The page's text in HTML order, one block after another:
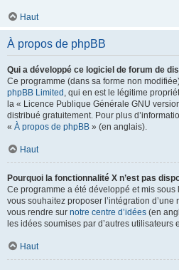
Haut
À propos de phpBB
Qui a développé ce logiciel de forum de
Ce programme (dans sa forme non
phpBB Limited , qui en est le légitime
la « Licence Publique Générale GNU
distribué gratuitement. Pour plus
« À propos de phpBB » (en anglais).
Haut
Pourquoi la fonctionnalité X n’est pas
Ce programme a été développé et mis
vous souhaitez proposer l’intégration
vous rendre sur notre centre d’idées (en
les idées soumises par d’autres utilisateurs
Haut